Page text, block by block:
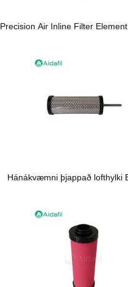
Precision Air Inline Filter
Hánákvæmni þjappað lofthylki